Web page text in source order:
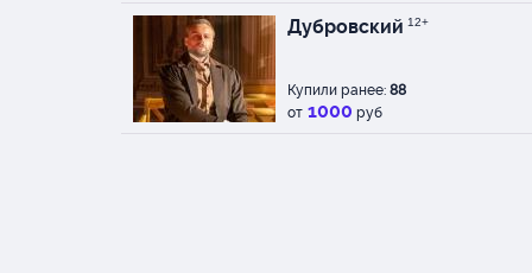
Дубровский 12+
Купили ранее: 88
от 1000 руб